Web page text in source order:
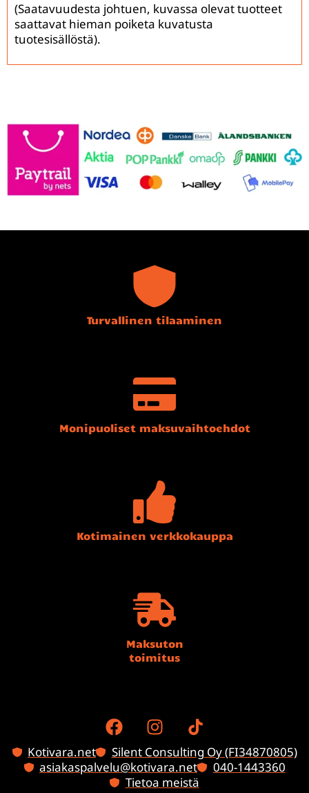
(Saatavuudesta johtuen, kuvassa olevat tuotteet
saattavat hieman poiketa kuvatusta
tuotesisällöstä).
Turvallinen tilaaminen
Monipuoliset maksuvaihtoehdot
Kotimainen verkkokauppa
Maksuton
toimitus
Kotivara.net
Silent Consulting Oy (FI34870805)
asiakaspalvelu@kotivara.net
040-1443360
Tietoa meistä